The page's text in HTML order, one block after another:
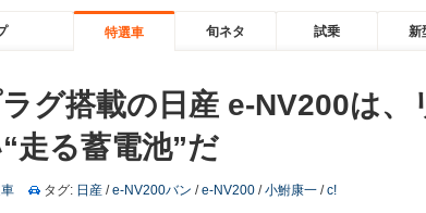
特選車 旬ネタ 試乗 新
グ搭載の日産 e-NV200は、
走る蓄電池”だ
タグ: 日産 /e-NV200バン /e-NV200 /小鮒康一 /c!